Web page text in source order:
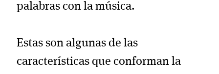
palabras con la música.
Estas son algunas de las
características que conforman la